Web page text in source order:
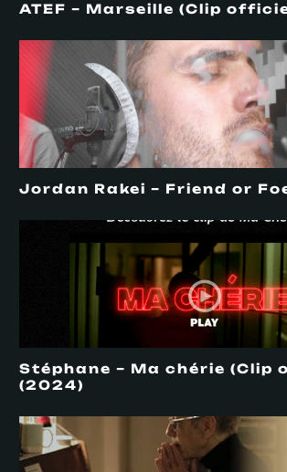
ATEF – Marseille (Clip
Jordan Rakei – Friend or
Stéphane – Ma chérie (Clip
(2024)